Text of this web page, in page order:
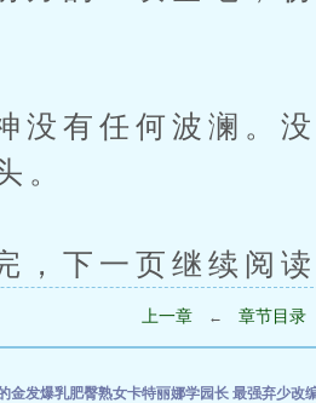
任何波澜。没
。
一页继续阅读
上一章 ← 章节目录
金发爆乳肥臀熟女卡特丽娜学园长 最强弃少改